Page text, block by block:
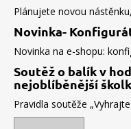
Plánujete novou
Novinka-
Novinka na e-shopu:
Soutěž o balík v
nejoblíběnější
Pravidla soutěže